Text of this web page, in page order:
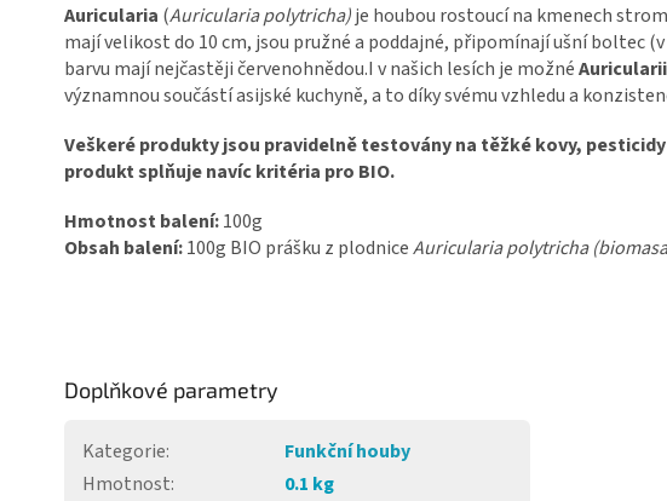
Auricularia (Auricularia polytricha)je houbou rostoucí na kmenech
mají velikost do 10 cm, jsou pružné a poddajné, připomínají ušní boltec
barvu mají nejčastěji červenohnědou.I v našich lesích je možnéAuricularii
významnou součástí asijské kuchyně, a to díky svému vzhledu a
Veškeré produkty jsou pravidelně testovány na těžké kovy,
produkt splňuje navíc kritéria pro BIO.
Hmotnost balení:100g
Obsah balení:100g BIO prášku z plodniceAuricularia polytricha
Doplňkové parametry
Kategorie:
Funkční houby
Hmotnost:
0.1 kg